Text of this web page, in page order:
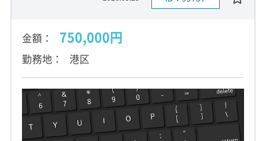
金額 750,000円
勤務地 港区